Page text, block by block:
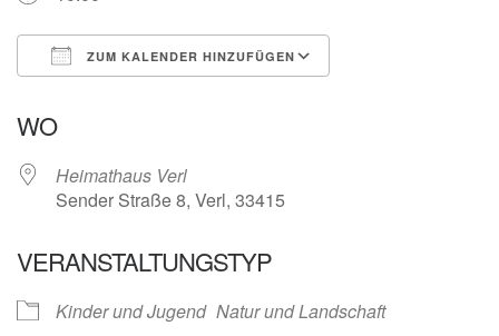
ZUM KALENDER HINZUFÜGEN
WO
Heimathaus Verl
Sender Straße 8, Verl, 33415
VERANSTALTUNGSTYP
Kinder und Jugend Natur und Landschaft